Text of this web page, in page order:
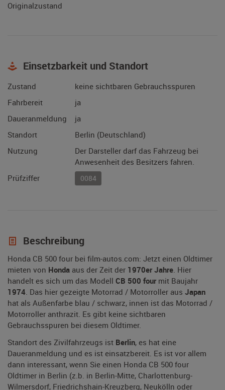
Originalzustand
Einsetzbarkeit und Standort
Zustand
keine sichtbaren Gebrauchsspuren
Fahrbereit
ja
Daueranmeldung
ja
Standort
Berlin (Deutschland)
Nutzung
Der Darsteller darf das Fahrzeug bei
Anwesenheit des Besitzers fahren.
Prüfziffer
0084
Beschreibung
Honda CB 500 four bei film-autos.com: Jetzt einen Oldtimer
mieten von Honda aus der Zeit der 1970er Jahre. Hier
handelt es sich um das Modell CB 500 four mit Baujahr
1974. Das hier gezeigte Motorrad / Motorroller aus Japan
hat als Außenfarbe blau / schwarz, innen ist das Motorrad /
Motorroller anthrazit. Es gibt keine sichtbaren
Gebrauchsspuren bei diesem Oldtimer.
Standort des Zivilfahrzeugs ist Berlin, es hat eine
Daueranmeldung und es ist einsatzbereit. Es ist vor allem
dann interessant, wenn Sie einen Honda CB 500 four
Oldtimer in Berlin (z.b. in Berlin-Mitte, Charlottenburg-
Wilmersdorf, Friedrichshain-Kreuzberg, Neukölln oder